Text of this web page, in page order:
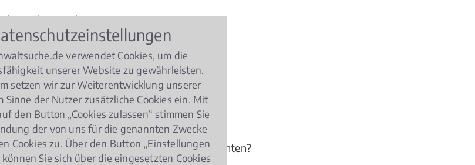
dem Arbeitsrecht:
zulässig?
verlangen?
im Hinblick auf dasArbeitsrechtzu beachten?
verwendet Cookies, um die
unserer Website zu gewährleisten.
setzen wir zur Weiterentwicklung unserer
Sinne der Nutzer zusätzliche Cookies ein. Mit
den Button „Cookies zulassen“ stimmen Sie
der von uns für die genannten Zwecke
Cookies zu. Über den Button „Einstellungen
Sie sich über die eingesetzten Cookies